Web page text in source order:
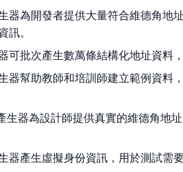
器為開發者提供大量符合維德角地
訊。
可批次產生數萬條結構化地址資料
器幫助教師和培訓師建立範例資料
生器為設計師提供真實的維德角地
器產生虛擬身份資訊，用於測試需